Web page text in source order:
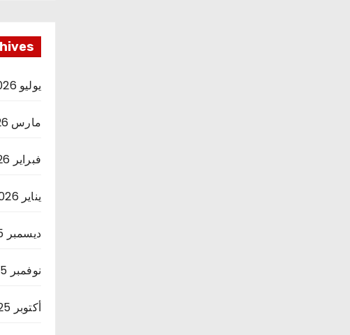
يوليو 2026
مارس 2026
فبراير 2026
يناير 2026
ديسمبر 2025
نوفمبر 2025
أكتوبر 2025